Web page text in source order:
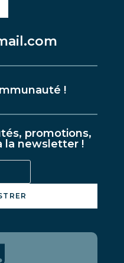
!
promotions,
la newsletter !